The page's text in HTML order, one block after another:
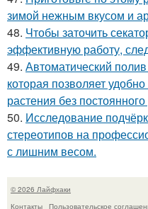
зимой нежным вкусом и
48. Чтобы заточить
эффективную работу,
49. Автоматический
которая позволяет
растения без
50. Исследование
стереотипов на
с лишним весом.
© 2026 Лайфхаки
Контакты
Пользовательское